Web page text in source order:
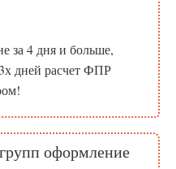
за 4 дня и больше,
дней расчет ФПР
оформление